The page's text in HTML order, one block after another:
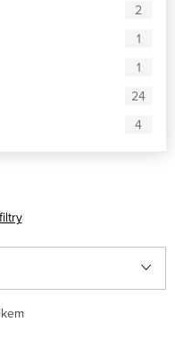
2
1
1
24
4